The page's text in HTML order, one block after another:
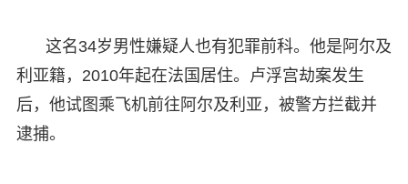
这名34岁男性嫌疑人也有犯罪前科。他是阿尔及
利亚籍，2010年起在法国居住。卢浮宫劫案发生
后，他试图乘飞机前往阿尔及利亚，被警方拦截并
逮捕。